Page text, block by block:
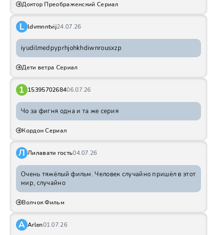
Доктор Преображенский Сериал
L ldvmnntvij24.07.26
iyudilmedpyprhjohkhdiwnrousxzp
Дети ветра Сериал
1 1539570268406.07.26
Чо за фигня одна и та же серия
Кордон Сериал
Л Лилавати гость04.07.26
Очень тяжёлый фильм. Человек случайно пришёл в этот
мир, случайно
Волчок Фильм
A Arlen01.07.26